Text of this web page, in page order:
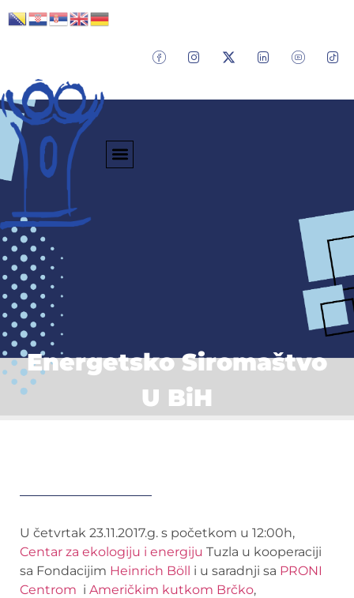
Energetsko Siromaštvo
U BiH
U četvrtak 23.11.2017.g. s početkom u 12:00h,
Centar za ekologiju i energiju Tuzla u kooperaciji
sa Fondacijim Heinrich Böll i u saradnji sa PRONI
Centrom i Američkim kutkom Brčko,